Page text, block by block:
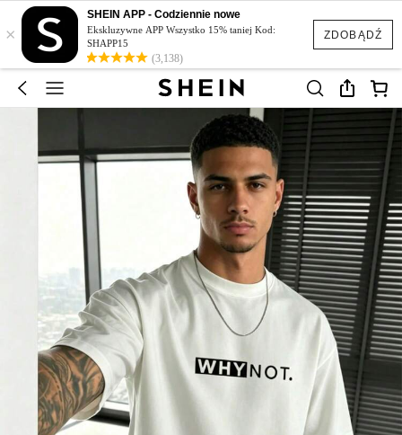
ZDOBĄDŹ
×
SHEIN APP - Codziennie nowe
Ekskluzywne APP Wszystko 15% taniej Kod:
SHAPP15
(3,138)